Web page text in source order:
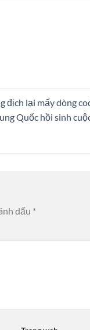
địch lại mấy dòng
Quốc hồi sinh
dấu *